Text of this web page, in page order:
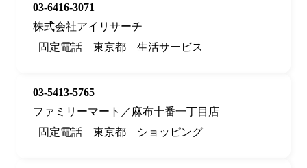
03-6416-3071
株式会社アイリサーチ
固定電話
東京都 生活サービス
03-5413-5765
ファミリーマート／麻布十番一丁目店
固定電話
東京都 ショッピング